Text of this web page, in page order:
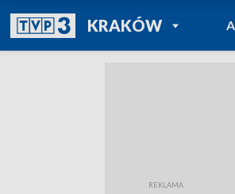
KRAKÓWPOWRÓT DO
TVP REGIONY